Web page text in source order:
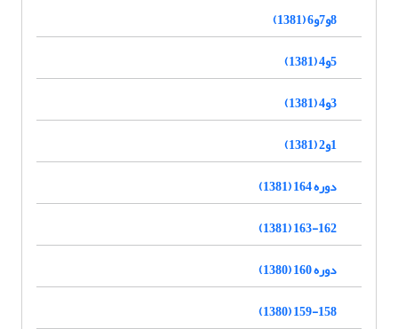
8و7و6 (1381)
5و4 (1381)
3و4 (1381)
1و2 (1381)
دوره 164 (1381)
163-162 (1381)
دوره 160 (1380)
159-158 (1380)